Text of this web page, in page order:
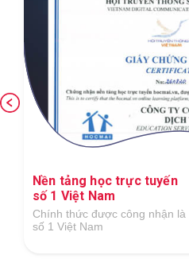
Ứng dụng công nghệ số
vực GDĐT
Tại Giải thưởng Công nghệ
hội Công nghệ số Việt Nam tổ